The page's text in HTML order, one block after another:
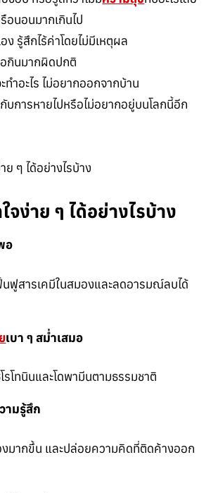
อนอนมากเกินไป
ง รู้สึกไร้ค่าโดยไม่มีเหตุผล
กินมากผิดปกติ
ทำอะไร ไม่อยากออกจากบ้าน
บการหายไปหรือไม่อยากอยู่บนโลกนี้อีก
จง่าย ๆ ได้อย่างไรบ้าง
อ
ฟูสารเคมีในสมองและลดอารมณ์ลบได้
เบา ๆ สม่ำเสมอ
รโทนินและโดพามีนตามธรรมชาติ
ามรู้สึก
องมากขึ้น และปล่อยความคิดที่ติดค้างออก